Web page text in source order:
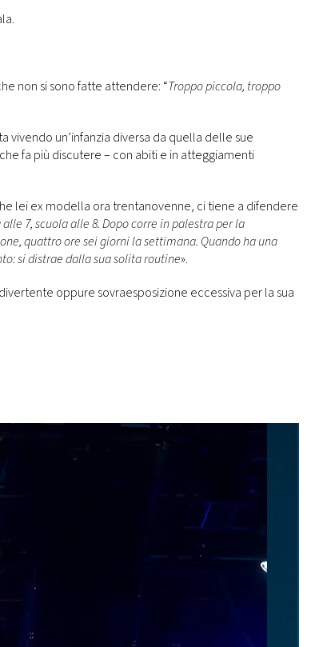
non si sono fatte attendere: “Troppo piccola, troppo
vivendo un’infanzia diversa da quella delle sue
fa più discutere – con abiti e in atteggiamenti
lei ex modella ora trentanovenne, ci tiene a difendere
7, scuola alle 8. Dopo corre in palestra per la
quattro ore sei giorni la settimana. Quando ha una
si distrae dalla sua solita routine».
oppure sovraesposizione eccessiva per la sua